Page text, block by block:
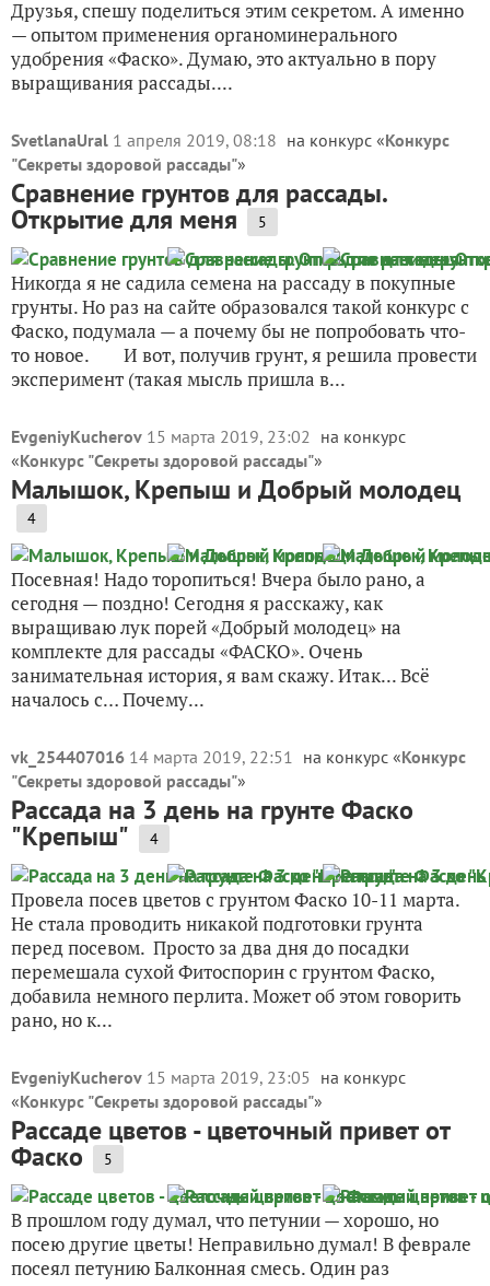
Друзья, спешу поделиться этим секретом. А именно
— опытом применения органоминерального
удобрения «Фаско». Думаю, это актуально в пору
выращивания рассады....
SvetlanaUral 1 апреля 2019, 08:18 на конкурс «Конкурс
"Секреты здоровой рассады"»
Сравнение грунтов для рассады.
Открытие для меня 5
Никогда я не садила семена на рассаду в покупные
грунты. Но раз на сайте образовался такой конкурс с
Фаско, подумала — а почему бы не попробовать что-
то новое. И вот, получив грунт, я решила провести
эксперимент (такая мысль пришла в...
EvgeniyKucherov 15 марта 2019, 23:02 на конкурс
«Конкурс "Секреты здоровой рассады"»
Малышок, Крепыш и Добрый молодец
4
Посевная! Надо торопиться! Вчера было рано, а
сегодня — поздно! Сегодня я расскажу, как
выращиваю лук порей «Добрый молодец» на
комплекте для рассады «ФАСКО». Очень
занимательная история, я вам скажу. Итак... Всё
началось с… Почему...
vk_254407016 14 марта 2019, 22:51 на конкурс «Конкурс
"Секреты здоровой рассады"»
Рассада на 3 день на грунте Фаско
"Крепыш" 4
Провела посев цветов с грунтом Фаско 10-11 марта.
Не стала проводить никакой подготовки грунта
перед посевом. Просто за два дня до посадки
перемешала сухой Фитоспорин с грунтом Фаско,
добавила немного перлита. Может об этом говорить
рано, но к...
EvgeniyKucherov 15 марта 2019, 23:05 на конкурс
«Конкурс "Секреты здоровой рассады"»
Рассаде цветов - цветочный привет от
Фаско 5
В прошлом году думал, что петунии — хорошо, но
посею другие цветы! Неправильно думал! В феврале
посеял петунию Балконная смесь. Один раз